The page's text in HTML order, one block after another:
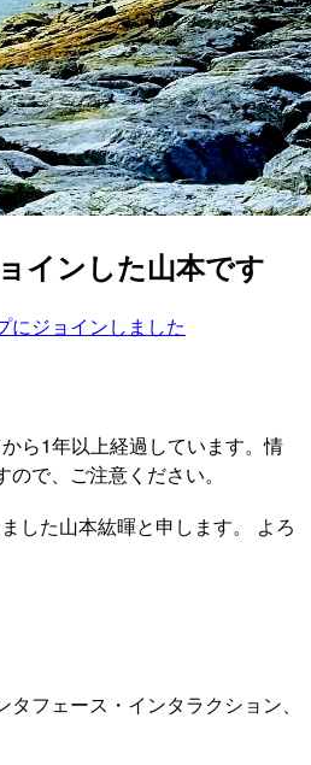
インした山本です
にジョインしました
ら1年以上経過しています。情
で、ご注意ください。
した山本紘暉と申します。 よろ
フェース・インタラクション、